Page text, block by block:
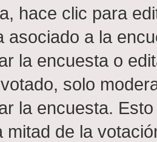
hace clic para
asociado a la
la encuesta o
solo
la encuesta.
mitad de la